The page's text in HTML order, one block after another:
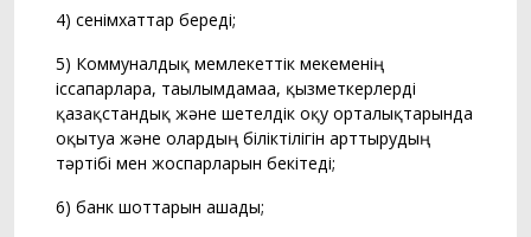
4) сенімхаттар береді;
5) Коммуналдық мемлекеттік мекеменің
іссапарларға, тағылымдамаға, қызметкерлерді
қазақстандық және шетелдік оқу орталықтарында
оқытуға және олардың біліктілігін арттырудың
тәртібі мен жоспарларын бекітеді;
6) банк шоттарын ашады;